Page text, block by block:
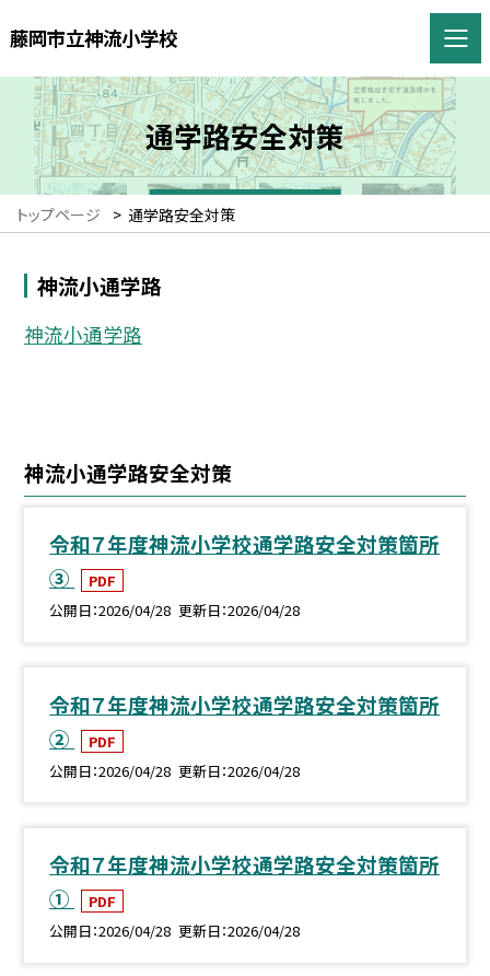
藤岡市立神流小学校
通学路安全対策
トップページ > 通学路安全対策
神流小通学路
神流小通学路
神流小通学路安全対策
令和７年度神流小学校通学路安全対策箇所
③
PDF
公開日 2026/04/28 更新日 2026/04/28
令和７年度神流小学校通学路安全対策箇所
②
PDF
公開日 2026/04/28 更新日 2026/04/28
令和７年度神流小学校通学路安全対策箇所
①
PDF
公開日 2026/04/28 更新日 2026/04/28